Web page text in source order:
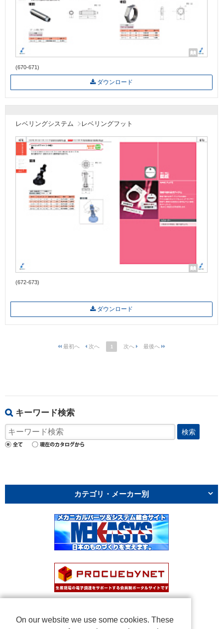
(670-671)
ダウンロード
レベリングシステム レベリングフット
(672-673)
ダウンロード
1
キーワード検索
検索
カテゴリ・メーカー別
On our website we use some cookies. These